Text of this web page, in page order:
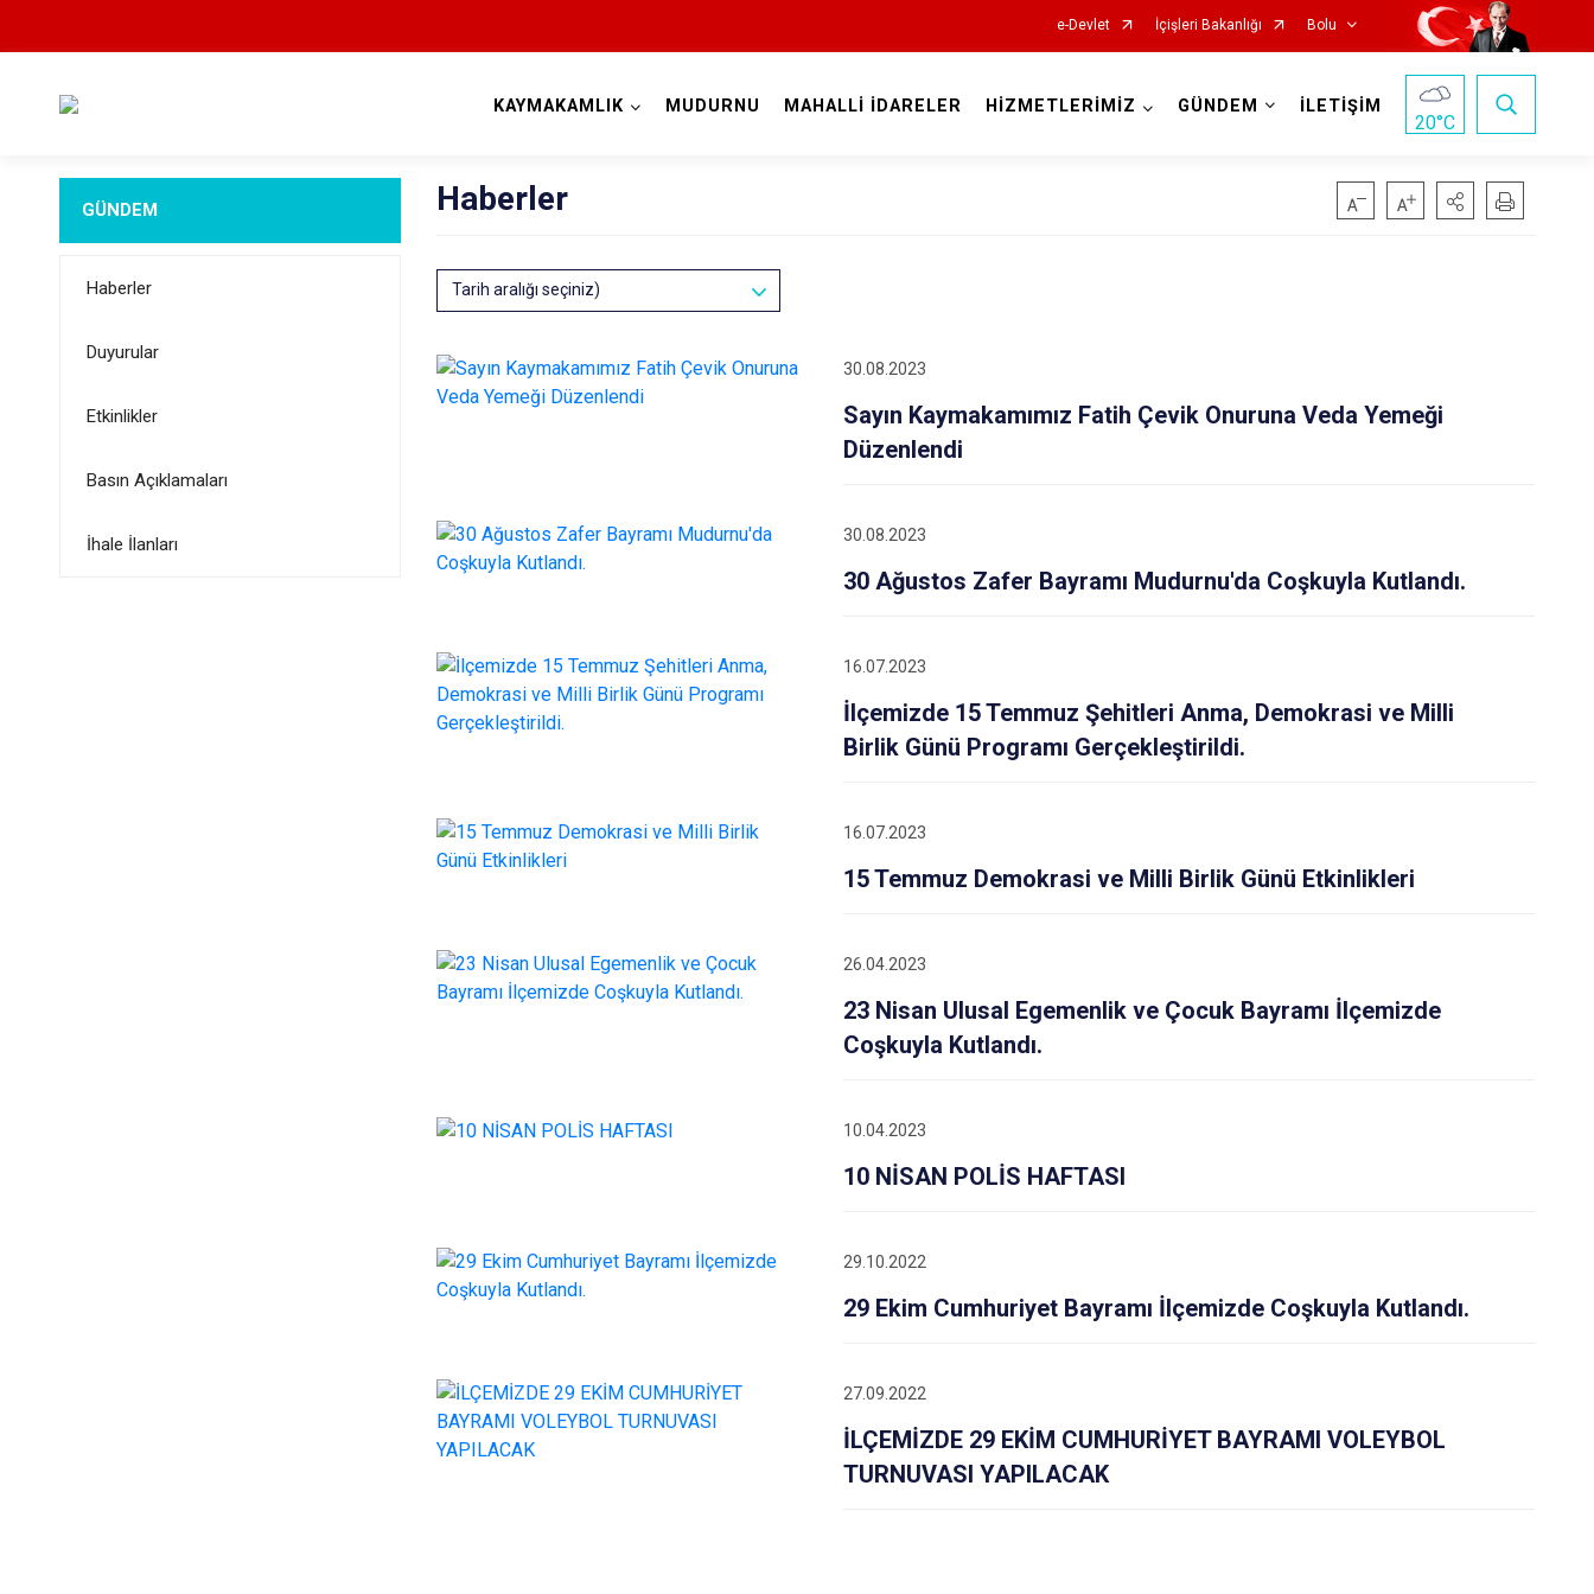
e-Devlet İçişleri Bakanlığı Bolu
Göynük
Seben
KAYMAKAMLIK MUDURNU MAHALLİ İDARELER HİZMETLERİMİZ GÜNDEM İLETİŞİM
20°C
GÜNDEM
Haberler
Duyurular
Etkinlikler
Basın Açıklamaları
İhale İlanları
Haberler
Tarih aralığı seçiniz)
30.08.2023
Sayın Kaymakamımız Fatih Çevik Onuruna Veda Yemeği
Düzenlendi
30.08.2023
30 Ağustos Zafer Bayramı Mudurnu'da Coşkuyla Kutlandı.
16.07.2023
İlçemizde 15 Temmuz Şehitleri Anma, Demokrasi ve Milli
Birlik Günü Programı Gerçekleştirildi.
16.07.2023
15 Temmuz Demokrasi ve Milli Birlik Günü Etkinlikleri
26.04.2023
23 Nisan Ulusal Egemenlik ve Çocuk Bayramı İlçemizde
Coşkuyla Kutlandı.
10.04.2023
10 NİSAN POLİS HAFTASI
29.10.2022
29 Ekim Cumhuriyet Bayramı İlçemizde Coşkuyla Kutlandı.
27.09.2022
İLÇEMİZDE 29 EKİM CUMHURİYET BAYRAMI VOLEYBOL
TURNUVASI YAPILACAK